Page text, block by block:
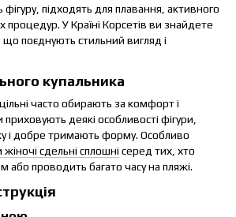
підходять для плавання, активного
процедур. У Країні Корсетів ви знайдете
що поєднують стильний вигляд і
купальника
часто обирають за комфорт і
приховують деякі особливості фігури,
і добре тримають форму. Особливо
сдельні сплошні серед тих, хто
або проводить багато часу на пляжі.